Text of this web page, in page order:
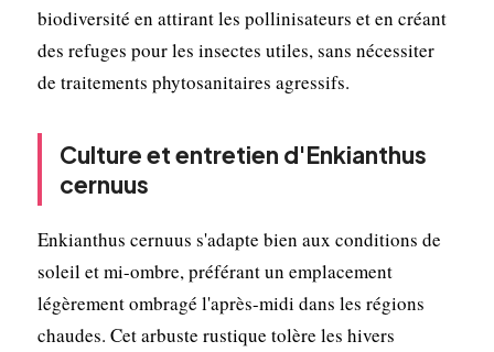
biodiversité en attirant les pollinisateurs et en créant
des refuges pour les insectes utiles, sans nécessiter
de traitements phytosanitaires agressifs.
Culture et entretien d'Enkianthus
cernuus
Enkianthus cernuus s'adapte bien aux conditions de
soleil et mi-ombre, préférant un emplacement
légèrement ombragé l'après-midi dans les régions
chaudes. Cet arbuste rustique tolère les hivers